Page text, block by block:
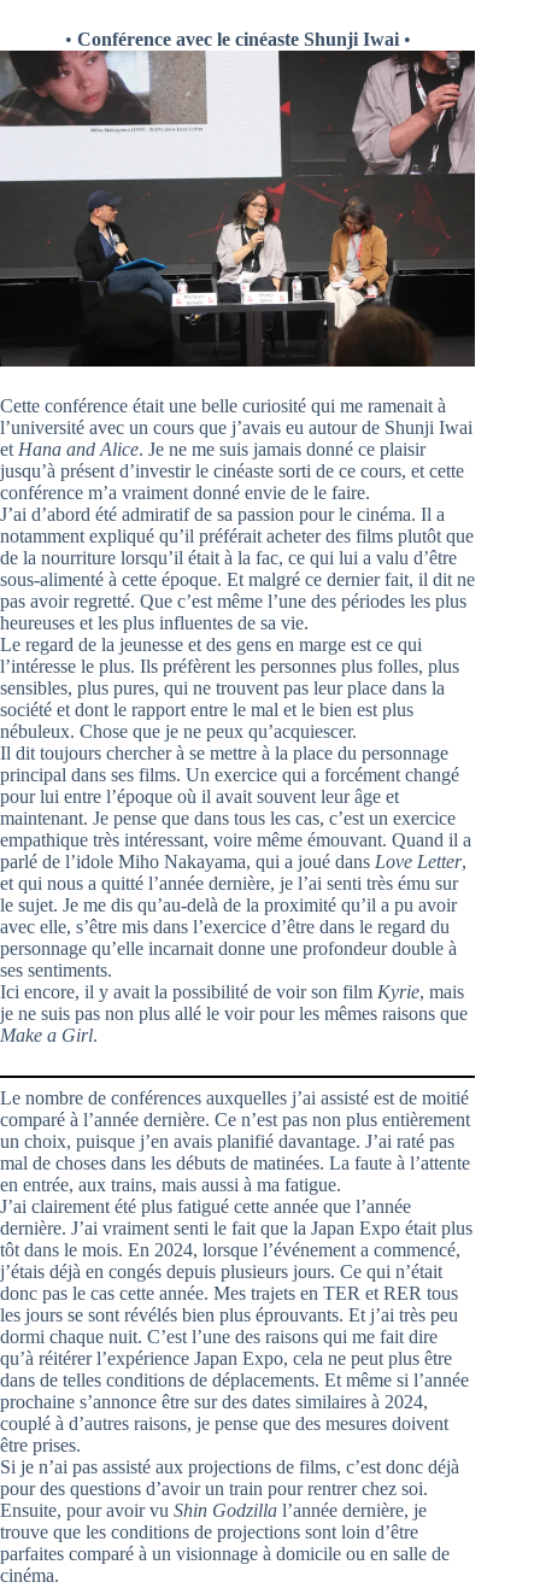
• Conférence avec le cinéaste Shunji Iwai•
Cette conférence était une belle curiosité qui me ramenait à
l’université avec un cours que j’avais eu autour de Shunji Iwai
etHana and Alice. Je ne me suis jamais donné ce plaisir
jusqu’à présent d’investir le cinéaste sorti de ce cours, et cette
conférence m’a vraiment donné envie de le faire.
J’ai d’abord été admiratif de sa passion pour le cinéma. Il a
notamment expliqué qu’il préférait acheter des films plutôt que
de la nourriture lorsqu’il était à la fac, ce qui lui a valu d’être
sous-alimenté à cette époque. Et malgré ce dernier fait, il dit ne
pas avoir regretté. Que c’est même l’une des périodes les plus
heureuses et les plus influentes de sa vie.
Le regard de la jeunesse et des gens en marge est ce qui
l’intéresse le plus. Ils préfèrent les personnes plus folles, plus
sensibles, plus pures, qui ne trouvent pas leur place dans la
société et dont le rapport entre le mal et le bien est plus
nébuleux. Chose que je ne peux qu’acquiescer.
Il dit toujours chercher à se mettre à la place du personnage
principal dans ses films. Un exercice qui a forcément changé
pour lui entre l’époque où il avait souvent leur âge et
maintenant. Je pense que dans tous les cas, c’est un exercice
empathique très intéressant, voire même émouvant. Quand il a
parlé de l’idole Miho Nakayama, qui a joué dans Love Letter,
et qui nous a quitté l’année dernière, je l’ai senti très ému sur
le sujet. Je me dis qu’au-delà de la proximité qu’il a pu avoir
avec elle, s’être mis dans l’exercice d’être dans le regard du
personnage qu’elle incarnait donne une profondeur double à
ses sentiments.
Ici encore, il y avait la possibilité de voir son film Kyrie, mais
je ne suis pas non plus allé le voir pour les mêmes raisons que
Make a Girl.
Le nombre de conférences auxquelles j’ai assisté est de moitié
comparé à l’année dernière. Ce n’est pas non plus entièrement
un choix, puisque j’en avais planifié davantage. J’ai raté pas
mal de choses dans les débuts de matinées. La faute à l’attente
en entrée, aux trains, mais aussi à ma fatigue.
J’ai clairement été plus fatigué cette année que l’année
dernière. J’ai vraiment senti le fait que la Japan Expo était plus
tôt dans le mois. En 2024, lorsque l’événement a commencé,
j’étais déjà en congés depuis plusieurs jours. Ce qui n’était
donc pas le cas cette année. Mes trajets en TER et RER tous
les jours se sont révélés bien plus éprouvants. Et j’ai très peu
dormi chaque nuit. C’est l’une des raisons qui me fait dire
qu’à réitérer l’expérience Japan Expo, cela ne peut plus être
dans de telles conditions de déplacements. Et même si l’année
prochaine s’annonce être sur des dates similaires à 2024,
couplé à d’autres raisons, je pense que des mesures doivent
être prises.
Si je n’ai pas assisté aux projections de films, c’est donc déjà
pour des questions d’avoir un train pour rentrer chez soi.
Ensuite, pour avoir vu Shin Godzilla l’année dernière, je
trouve que les conditions de projections sont loin d’être
parfaites comparé à un visionnage à domicile ou en salle de
cinéma.